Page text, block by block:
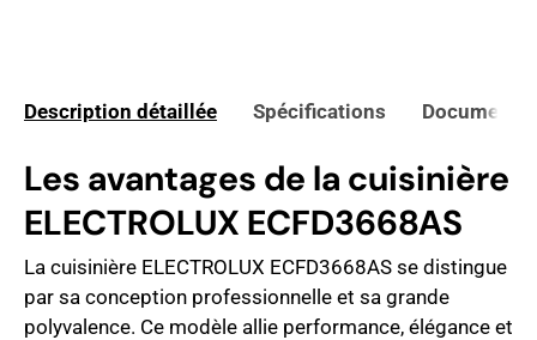
Description détaillée Spécifications Documents
Les avantages de la cuisinière
ELECTROLUX ECFD3668AS
La cuisinière ELECTROLUX ECFD3668AS se distingue
par sa conception professionnelle et sa grande
polyvalence. Ce modèle allie performance, élégance et